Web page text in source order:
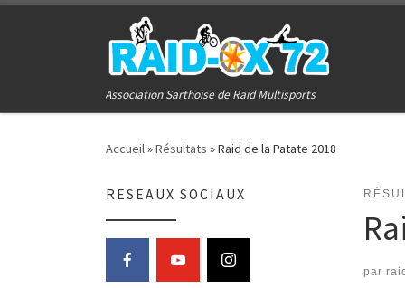
Association Sarthoise de Raid Multisports
Accueil»Résultats »Raid de la Patate 2018
par
RESEAUX SOCIAUX